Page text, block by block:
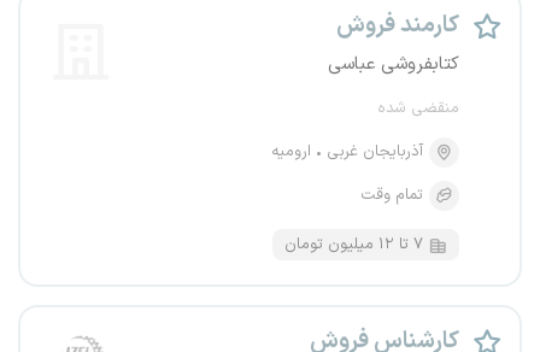
کارمند فروش
کتابفروشی عباسی
منقضی شده
آذربایجان غربی
ارومیه
تمام وقت
۷ تا ۱۲ میلیون تومان
کارشناس فروش